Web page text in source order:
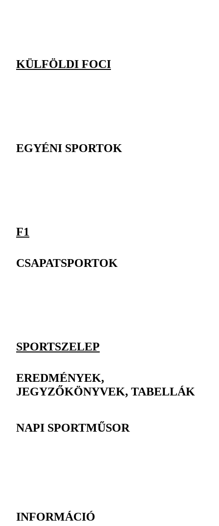
KÜLFÖLDI FOCI
EGYÉNI SPORTOK
F1
CSAPATSPORTOK
SPORTSZELEP
EREDMÉNYEK,
JEGYZŐKÖNYVEK, TABELLÁK
NAPI SPORTMŰSOR
INFORMÁCIÓ